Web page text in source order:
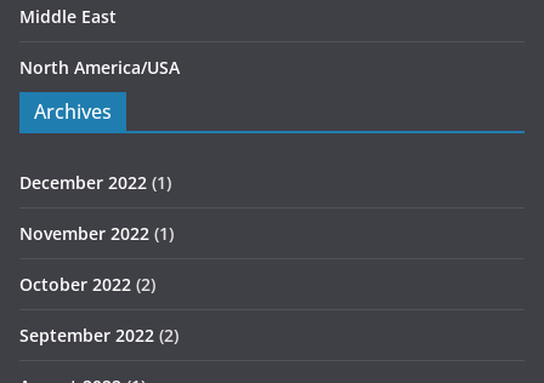
Middle East
North America/USA
Archives
December 2022 (1)
November 2022 (1)
October 2022 (2)
September 2022 (2)